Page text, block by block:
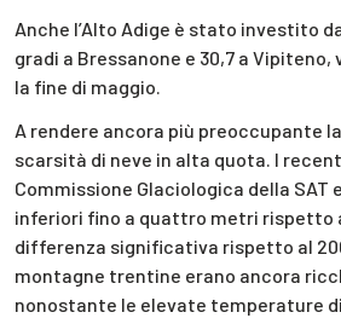
Anche l’Alto Adige è stato investito
gradi a Bressanone e 30,7 a
la fine di maggio.
A rendere ancora più preoccupante
scarsità di neve in alta quota. I
Commissione Glaciologica della SAT
inferiori fino a quattro metri rispetto
differenza significativa rispetto al
montagne trentine erano ancora
nonostante le elevate temperature